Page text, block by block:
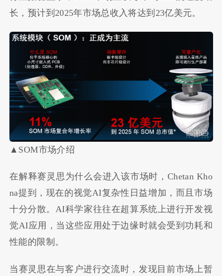
长，预计到2025年市场总收入将达到23亿美元。
▲SOM市场介绍
在解释赛灵思为什么会进入该市场时，Chetan Kho
na提到，现在的视觉AI复杂性日益增加，而且市场
十分分散。AI科学家往往在超算系统上进行开发视
觉AI应用，当这些应用处于边缘时就会受到功耗和
性能的限制。
当赛灵思在与客户进行交流时，发现目前市场上暂